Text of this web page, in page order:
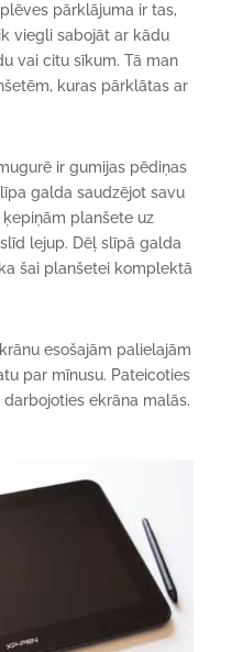
pārklājuma ir tas,
viegli sabojāt ar kādu
vai citu sīkum. Tā man
kuras pārklātas ar
ir gumijas pēdiņas
galda saudzējot savu
planšete uz
lejup. Dēļ slīpā galda
šai planšetei komplektā
esošajām palielajām
par mīnusu. Pateicoties
ekrāna malās.